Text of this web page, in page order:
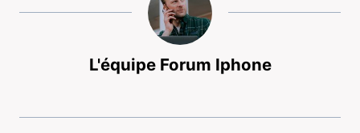
L'équipe Forum Iphone